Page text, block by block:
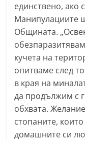
a
k
.
i
n
o
,
k
единствено, ако
Манипулациите
Общината.
кучета на
опитваме след
в края на
да продължим с
обхвата.
стопаните,
домашните си